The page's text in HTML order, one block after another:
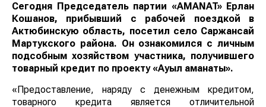
Сегодня Председатель партии «AMANAT» Ерлан
Кошанов, прибывший с рабочей поездкой в
Актюбинскую область, посетил село Саржансай
Мартукского района. Он ознакомился с личным
подсобным хозяйством участника, получившего
товарный кредит по проекту «Ауыл аманаты».
«Предоставление, наряду с денежным кредитом,
товарного кредита является отличительной